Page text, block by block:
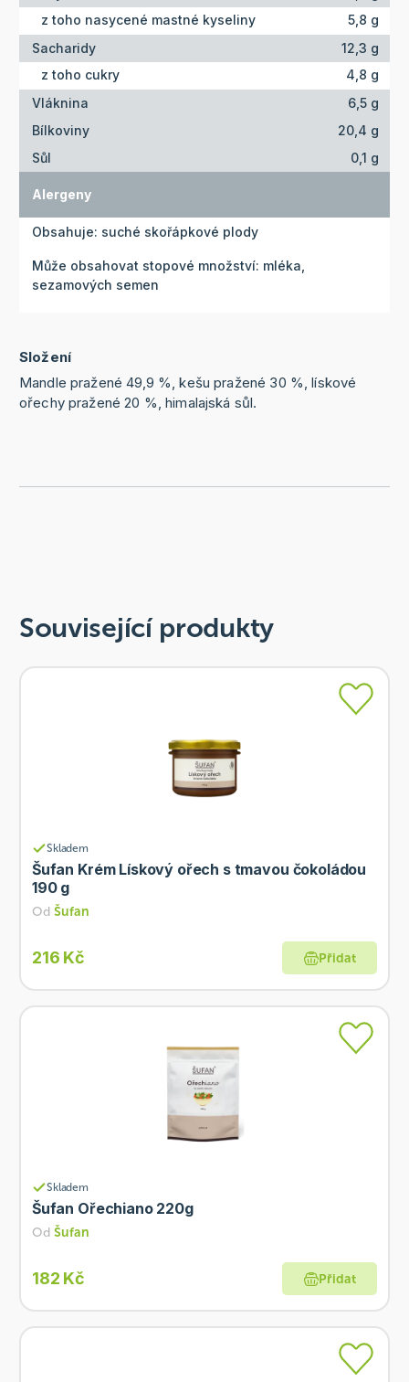
z toho nasycené mastné kyseliny
5,8 g
Sacharidy
12,3 g
z toho cukry
4,8 g
Vláknina
6,5 g
Bílkoviny
20,4 g
Sůl
0,1 g
Alergeny
Obsahuje: suché skořápkové plody
Může obsahovat stopové množství: mléka,
sezamových semen
Složení
Mandle pražené 49‚9 %, kešu pražené 30 %, lískové
ořechy pražené 20 %, himalajská sůl.
Související produkty
Skladem
Šufan Krém Lískový ořech s tmavou čokoládou
190 g
Od Šufan
216 Kč Přidat
Skladem
Šufan Ořechiano 220g
Od Šufan
182 Kč Přidat